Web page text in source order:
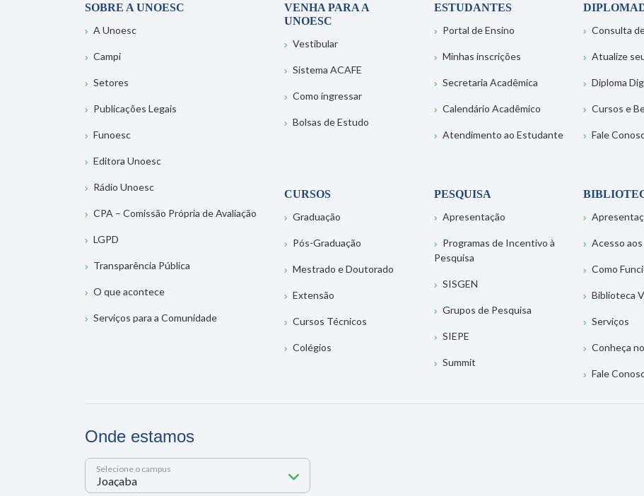
SOBRE A UNOESC
A Unoesc
Campi
Setores
Publicações Legais
Funoesc
Editora Unoesc
Rádio Unoesc
CPA – Comissão Própria de Avaliação
LGPD
Transparência Pública
O que acontece
Serviços para a Comunidade
VENHA PARA A
UNOESC
Vestibular
Sistema ACAFE
Como ingressar
Bolsas de Estudo
ESTUDANTES
Portal de Ensino
Minhas inscrições
Secretaria Acadêmica
Calendário Acadêmico
Atendimento ao Estudante
Consulta
Atualize
Diploma
Cursos e
Fale
CURSOS
Graduação
Pós-Graduação
Mestrado e Doutorado
Extensão
Cursos Técnicos
Colégios
PESQUISA
Apresentação
Programas de Incentivo à
Pesquisa
SISGEN
Grupos de Pesquisa
SIEPE
Summit
Acesso
Como
Biblioteca
Serviços
Conheça
Fale
Onde estamos
Selecione o campus